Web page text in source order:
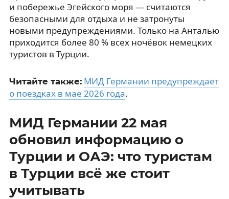
и побережье Эгейского моря — считаются
безопасными для отдыха и не затронуты
новыми предупреждениями. Только на Анталью
приходится более 80 % всех ночёвок немецких
туристов в Турции.
Читайте также: МИД Германии предупреждает
о поездках в мае 2026 года.
МИД Германии 22 мая
обновил информацию о
Турции и ОАЭ: что туристам
в Турции всё же стоит
учитывать